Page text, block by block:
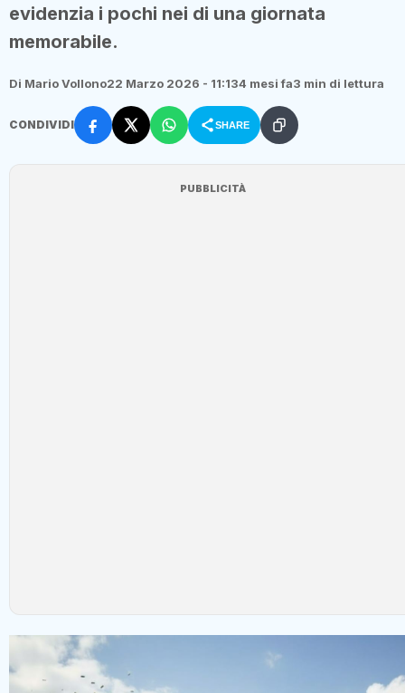
evidenzia i pochi nei di una giornata
memorabile.
Di Mario Vollono22 Marzo 2026 - 11:134 mesi fa3 min di lettura
CONDIVIDI SHARE
PUBBLICITÀ